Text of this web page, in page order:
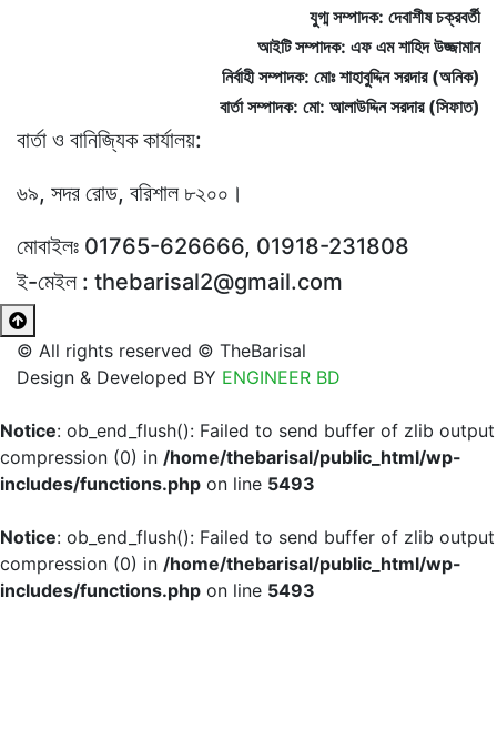
যুগ্ম সম্পাদক: দেবাশীষ চক্রবর্তী
আইটি সম্পাদক: এফ এম শাহিদ উজ্জামান
নির্বাহী সম্পাদক: মোঃ শাহাবুদ্দিন সরদার (অনিক)
বার্তা সম্পাদক: মো: আলাউদ্দিন সরদার (সিফাত)
বার্তা ও বানিজ্যিক কার্যালয়:
৬৯, সদর রোড, বরিশাল ৮২০০।
মোবাইলঃ 01765-626666, 01918-231808
ই-মেইল : thebarisal2@gmail.com
© All rights reserved © TheBarisal
Design & Developed BY ENGINEER BD
Notice: ob_end_flush(): Failed to send buffer of zlib output
compression (0) in /home/thebarisal/public_html/wp-
includes/functions.php on line 5493
Notice: ob_end_flush(): Failed to send buffer of zlib output
compression (0) in /home/thebarisal/public_html/wp-
includes/functions.php on line 5493